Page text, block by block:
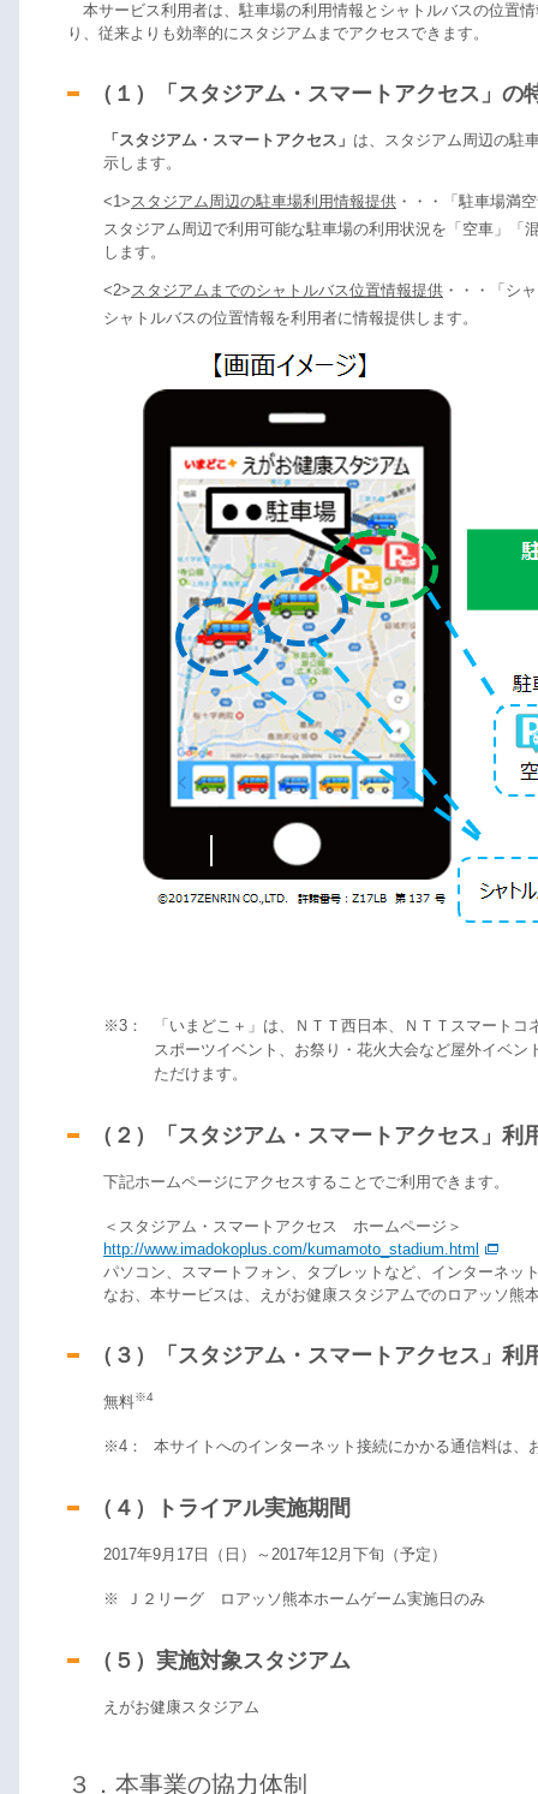
本サービス利用者は、駐車場の利用情報とシャトルバスの位置
り、従来よりも効率的にスタジアムまでアクセスできます。
（１）「スタジアム・スマートアクセス」の
「スタジアム・スマートアクセス」 は、スタジアム周辺の駐
示します。
<1>スタジアム周辺の駐車場利用情報提供 ・・・「駐車場満
スタジアム周辺で利用可能な駐車場の利用状況を「空車」
します。
<2>スタジアムまでのシャトルバス位置情報提供 ・・・「シ
シャトルバスの位置情報を利用者に情報提供します。
※3：
「いまどこ＋」は、ＮＴＴ西日本、ＮＴＴスマート
スポーツイベント、お祭り・花火大会など屋外イベ
ただけます。
（２）「スタジアム・スマートアクセス」利
下記ホームページにアクセスすることでご利用できます。
＜スタジアム・スマートアクセス ホームページ＞
http://www.imadokoplus.com/kumamoto_stadium.html
パソコン、スマートフォン、タブレットなど、インターネッ
なお、本サービスは、えがお健康スタジアムでのロアッソ熊
（３）「スタジアム・スマートアクセス」利
無料※4
※4： 本サイトへのインターネット接続にかかる通信料は、
（４）トライアル実施期間
2017年9月17日（日）～2017年12月下旬（予定）
※ Ｊ２リーグ ロアッソ熊本ホームゲーム実施日のみ
（５）実施対象スタジアム
えがお健康スタジアム
３．本事業の協力体制